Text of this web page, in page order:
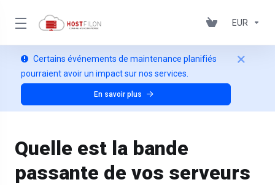
EUR
Certains événements de maintenance planifiés
pourraient avoir un impact sur nos services.
En savoir plus
Quelle est la bande
passante de vos serveurs